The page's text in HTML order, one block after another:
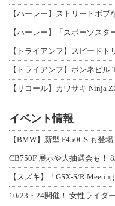
【ハーレー】ストリートボ
【トライアンフ】スピード
【リコール】カワサキ Ninja
イベント情報
【BMW】新型 F450GS も登
CB750F 展示や大抽選会も！
【スズキ】「GSX-S/R
10/23・24開催！ 女性ライダ